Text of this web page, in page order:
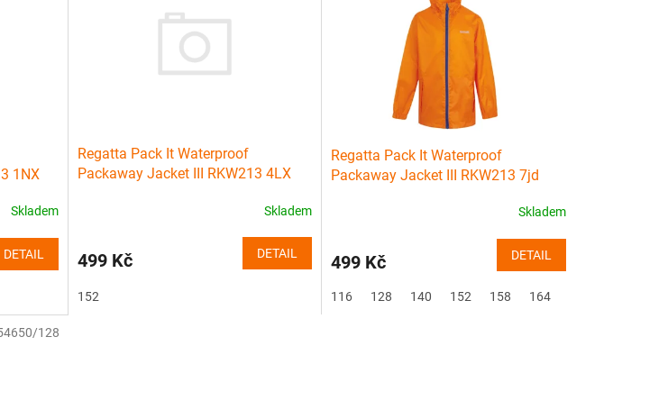
1NX
Skladem
DETAIL
Regatta Pack It Waterproof
Packaway Jacket III RKW213 4LX
Skladem
499 Kč DETAIL
152
Regatta Pack It Waterproof
Packaway Jacket III RKW213 7jd
Skladem
499 Kč DETAIL
116 128 140 152 158 164
128